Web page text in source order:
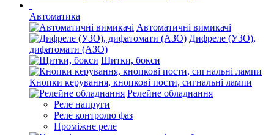
Автоматика
Автоматичні вимикачі
Дифреле (УЗО),
дифатомати (АЗО)
Щитки, бокси
Кнопки керування, кнопкові пости, сигнальні лампи
Релейне обладнання
Реле напруги
Реле контролю фаз
Проміжне реле